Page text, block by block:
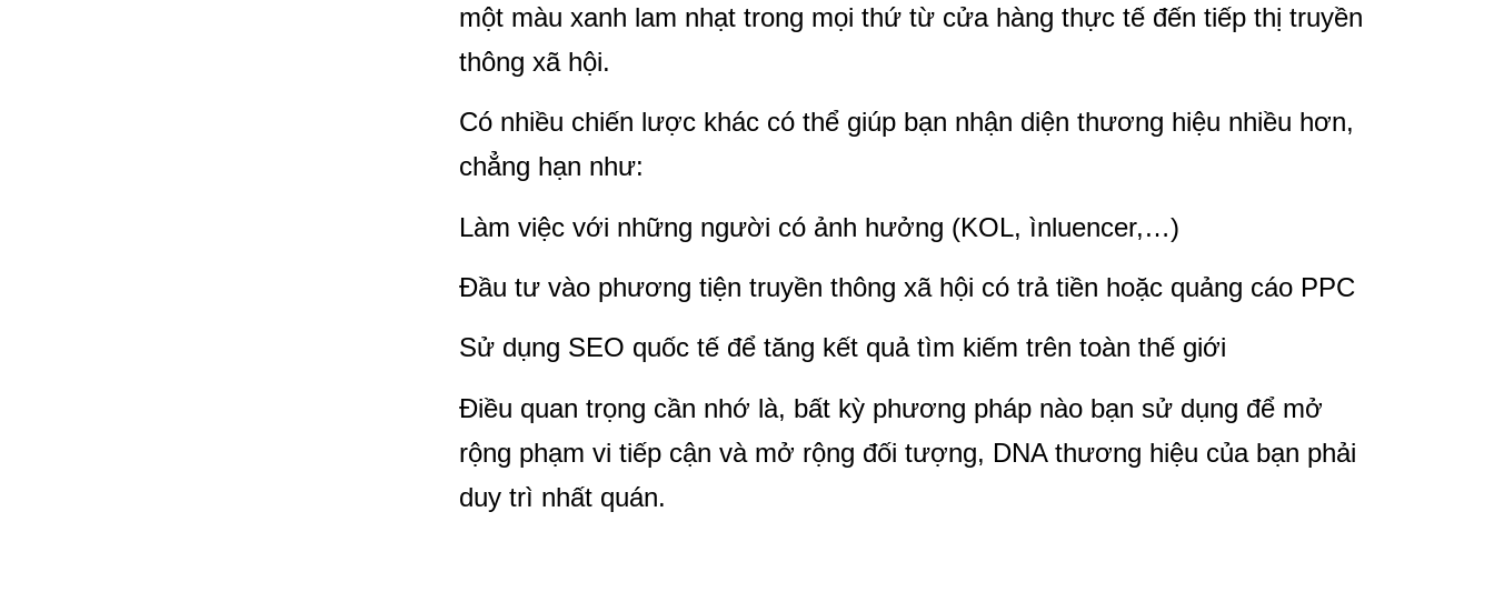
một màu xanh lam nhạt trong mọi thứ từ cửa hàng thực tế đến tiếp thị truyền
thông xã hội.
Có nhiều chiến lược khác có thể giúp bạn nhận diện thương hiệu nhiều hơn,
chẳng hạn như:
Làm việc với những người có ảnh hưởng (KOL, ìnluencer,…)
Đầu tư vào phương tiện truyền thông xã hội có trả tiền hoặc quảng cáo PPC
Sử dụng SEO quốc tế để tăng kết quả tìm kiếm trên toàn thế giới
Điều quan trọng cần nhớ là, bất kỳ phương pháp nào bạn sử dụng để mở
rộng phạm vi tiếp cận và mở rộng đối tượng, DNA thương hiệu của bạn phải
duy trì nhất quán.